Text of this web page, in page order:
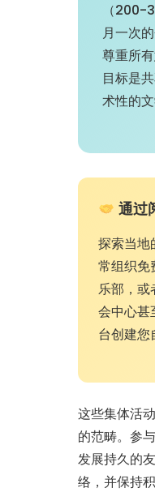
（200-
月一次
尊重所
目标是
术性的文
通过
探索当地
常组织免
乐部，或
会中心甚
台创建您
这些集体活
的范畴。参
发展持久的
络，并保持